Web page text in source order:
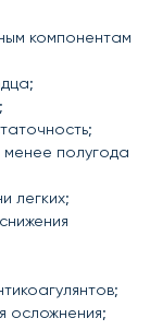
компонентам
менее полугода
легких;
осложнения;